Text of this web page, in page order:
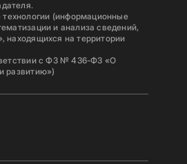
(информационные
и анализа сведений,
находящихся на территории
с ФЗ № 436-ФЗ «О
развитию»)